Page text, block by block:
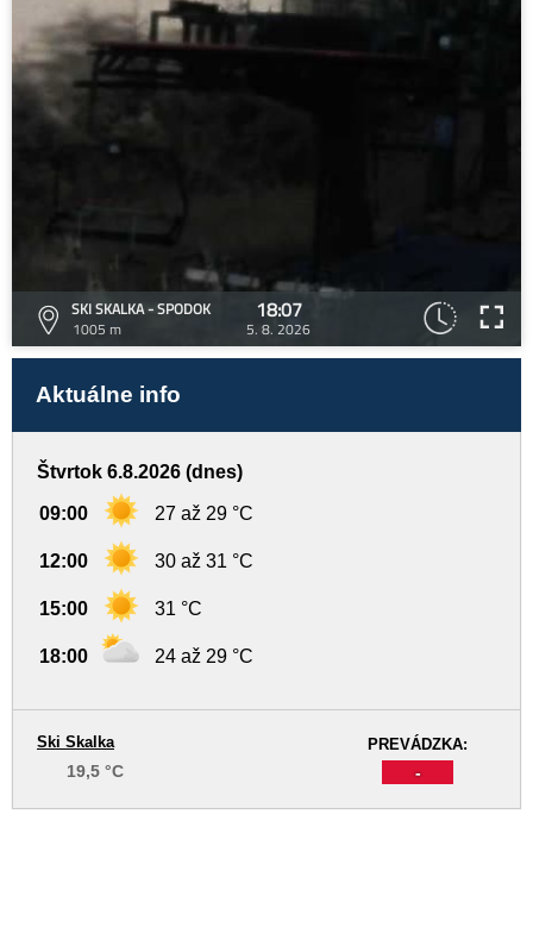
SKI SKALKA - SPODOK
1005 m
18:07
5. 8. 2026
Aktuálne info
Štvrtok 6.8.2026 (dnes)
09:00 27 až 29 °C
12:00 30 až 31 °C
15:00 31 °C
18:00 24 až 29 °C
PREVÁDZKA:
-
Ski Skalka
19,5 °C